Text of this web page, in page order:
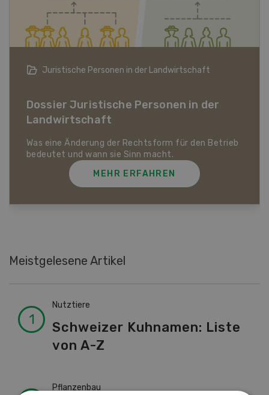
Bio-Artikel
Dossier Bio-Artikel
MEHR ERFAHREN
Meistgelesene Artikel
Nutztiere
Schweizer Kuhnamen: Liste
von A-Z
Pflanzenbau